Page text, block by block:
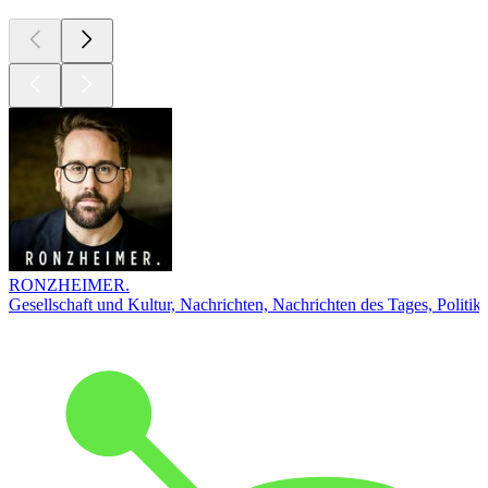
RONZHEIMER.
Gesellschaft und Kultur, Nachrichten, Nachrichten des Tages, Politik